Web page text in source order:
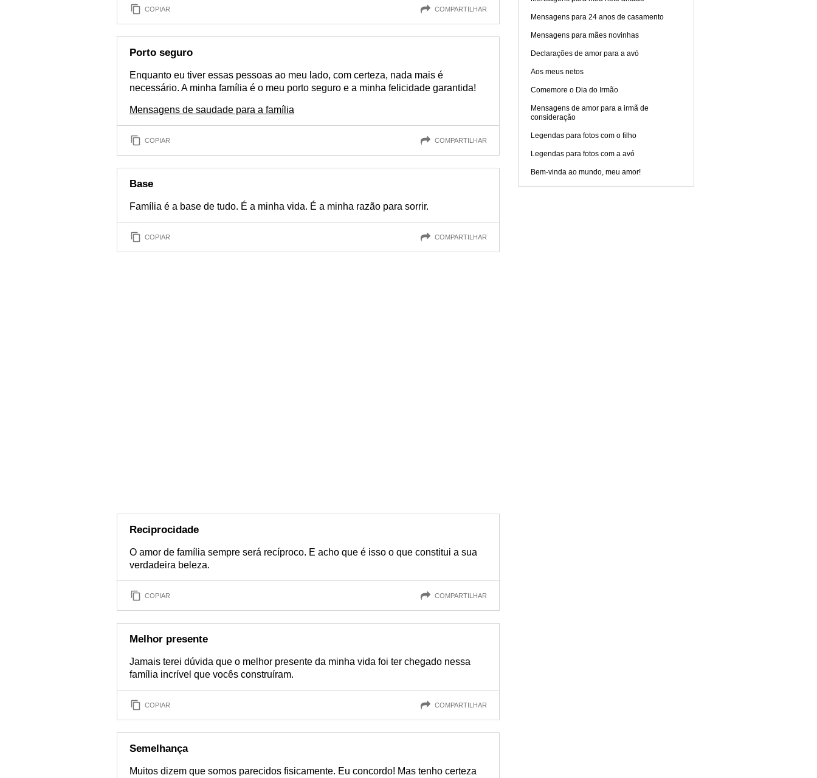
COPIAR COMPARTILHAR
Porto seguro
Enquanto eu tiver essas pessoas ao meu lado, com certeza, nada mais é
necessário. A minha família é o meu porto seguro e a minha felicidade garantida!
Mensagens de saudade para a família
COPIAR COMPARTILHAR
Base
Família é a base de tudo. É a minha vida. É a minha razão para sorrir.
COPIAR COMPARTILHAR
Reciprocidade
O amor de família sempre será recíproco. E acho que é isso o que constitui a sua
verdadeira beleza.
COPIAR COMPARTILHAR
Melhor presente
Jamais terei dúvida que o melhor presente da minha vida foi ter chegado nessa
família incrível que vocês construíram.
COPIAR COMPARTILHAR
Semelhança
Muitos dizem que somos parecidos fisicamente. Eu concordo! Mas tenho certeza
Mensagens para 24 anos de casamento
Mensagens para mães novinhas
Declarações de amor para a avó
Aos meus netos
Comemore o Dia do Irmão
Mensagens de amor para a irmã de
consideração
Legendas para fotos com o filho
Legendas para fotos com a avó
Bem-vinda ao mundo, meu amor!